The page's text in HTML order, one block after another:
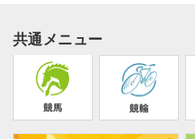
共通メニュー